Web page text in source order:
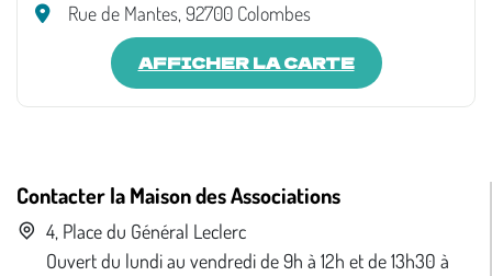
Rue de Mantes, 92700 Colombes
AFFICHER LA CARTE
Contacter la Maison des Associations
4, Place du Général Leclerc
Ouvert du lundi au vendredi de 9h à 12h et de 13h30 à